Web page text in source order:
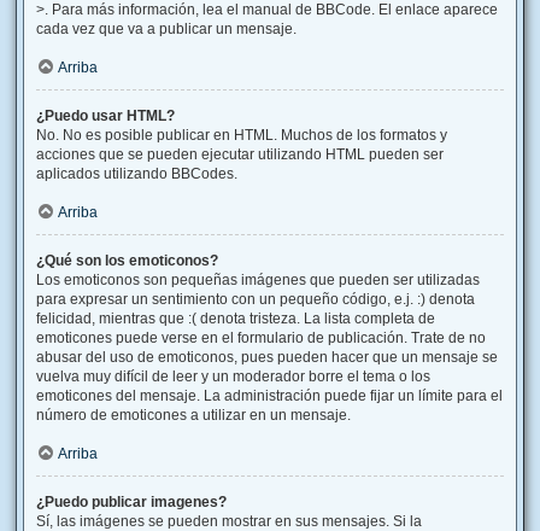
>. Para más información, lea el manual de BBCode. El enlace aparece
cada vez que va a publicar un mensaje.
Arriba
¿Puedo usar HTML?
No. No es posible publicar en HTML. Muchos de los formatos y
acciones que se pueden ejecutar utilizando HTML pueden ser
aplicados utilizando BBCodes.
Arriba
¿Qué son los emoticonos?
Los emoticonos son pequeñas imágenes que pueden ser utilizadas
para expresar un sentimiento con un pequeño código, e.j. :) denota
felicidad, mientras que :( denota tristeza. La lista completa de
emoticones puede verse en el formulario de publicación. Trate de no
abusar del uso de emoticonos, pues pueden hacer que un mensaje se
vuelva muy difícil de leer y un moderador borre el tema o los
emoticones del mensaje. La administración puede fijar un límite para el
número de emoticones a utilizar en un mensaje.
Arriba
¿Puedo publicar imagenes?
Sí, las imágenes se pueden mostrar en sus mensajes. Si la